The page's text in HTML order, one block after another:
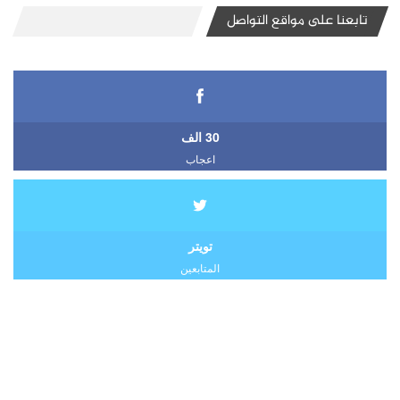
تابعنا على مواقع التواصل
30 الف
اعجاب
تويتر
المتابعين